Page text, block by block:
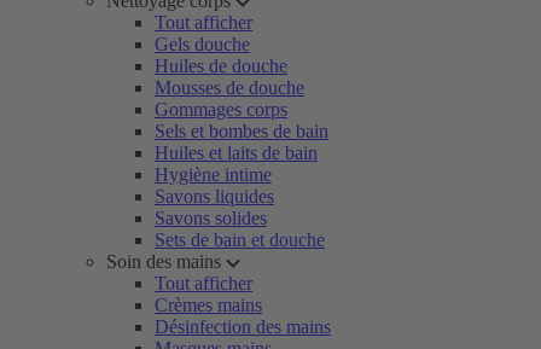
Tout afficher
Gels douche
Huiles de douche
Mousses de douche
Gommages corps
Sels et bombes de bain
Huiles et laits de bain
Hygiène intime
Savons liquides
Savons solides
Sets de bain et douche
Soin des mains
Tout afficher
Crèmes mains
Désinfection des mains